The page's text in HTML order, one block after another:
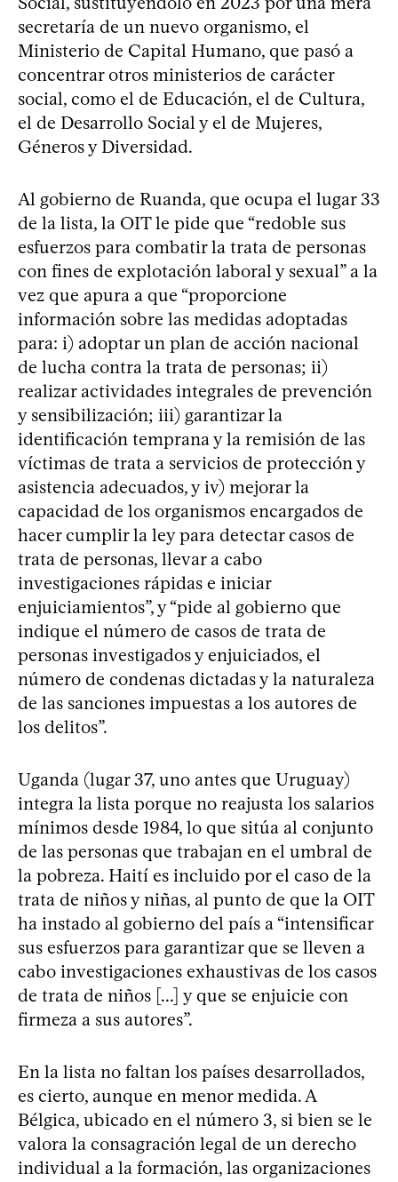
secretaría de un nuevo organismo, el
Ministerio de Capital Humano, que pasó a
concentrar otros ministerios de carácter
social, como el de Educación, el de Cultura,
el de Desarrollo Social y el de Mujeres,
Géneros y Diversidad.
Al gobierno de Ruanda, que ocupa el lugar 33
de la lista, la OIT le pide que “redoble sus
esfuerzos para combatir la trata de personas
con fines de explotación laboral y sexual” a la
vez que apura a que “proporcione
información sobre las medidas adoptadas
para: i) adoptar un plan de acción nacional
de lucha contra la trata de personas; ii)
realizar actividades integrales de prevención
y sensibilización; iii) garantizar la
identificación temprana y la remisión de las
víctimas de trata a servicios de protección y
asistencia adecuados, y iv) mejorar la
capacidad de los organismos encargados de
hacer cumplir la ley para detectar casos de
trata de personas, llevar a cabo
investigaciones rápidas e iniciar
enjuiciamientos”, y “pide al gobierno que
indique el número de casos de trata de
personas investigados y enjuiciados, el
número de condenas dictadas y la naturaleza
de las sanciones impuestas a los autores de
los delitos”.
Uganda (lugar 37, uno antes que Uruguay)
integra la lista porque no reajusta los salarios
mínimos desde 1984, lo que sitúa al conjunto
de las personas que trabajan en el umbral de
la pobreza. Haití es incluido por el caso de la
trata de niños y niñas, al punto de que la OIT
ha instado al gobierno del país a “intensificar
sus esfuerzos para garantizar que se lleven a
cabo investigaciones exhaustivas de los casos
de trata de niños [...] y que se enjuicie con
firmeza a sus autores”.
En la lista no faltan los países desarrollados,
es cierto, aunque en menor medida. A
Bélgica, ubicado en el número 3, si bien se le
valora la consagración legal de un derecho
individual a la formación, las organizaciones